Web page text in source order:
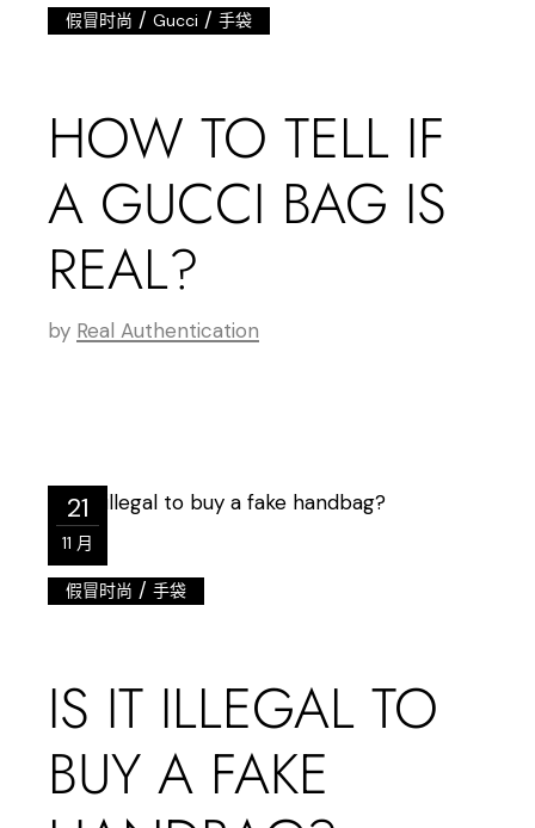
假冒时尚 /Gucci /手袋
HOW TO TELL IF
A GUCCI BAG IS
REAL?
by Real Authentication
21
11 月
假冒时尚 /手袋
IS IT ILLEGAL TO
BUY A FAKE